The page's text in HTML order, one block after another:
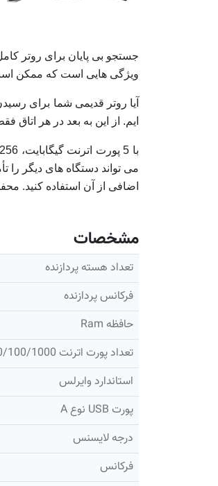
جستجو بی پایان برای روتر
ویژگی هایی است که ممکن است
آیا روتر قدیمی شما برای
ایم. از این به بعد در هر اتاق
اضافی از آن استفاده کنید.
مشخصات
تعداد هسته پردازنده
فرکانس پردازنده
حافظه Ram
تعداد پورت اترنت 10/100/1000
استاندارد وایرلس
پورت USB نوع A
درجه لایسنس
فرکانس